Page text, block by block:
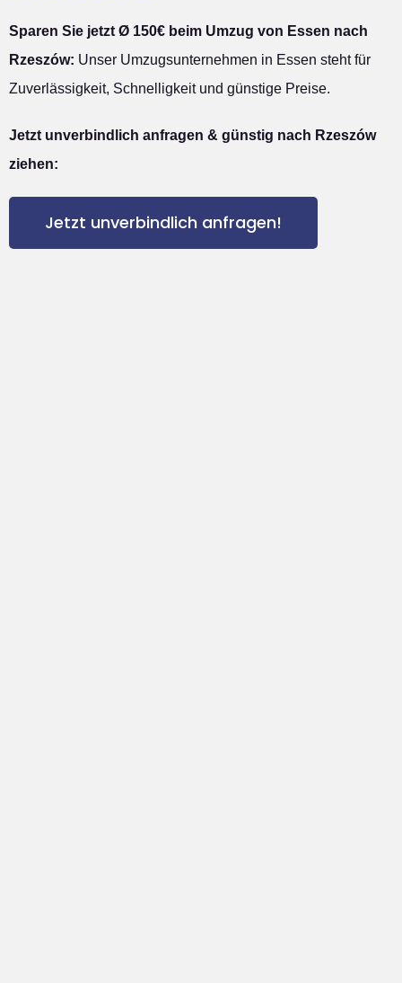
Sparen Sie jetzt Ø 150€ beim Umzug von Essen nach
Rzeszów: Unser Umzugsunternehmen in Essen steht für
Zuverlässigkeit, Schnelligkeit und günstige Preise.
Jetzt unverbindlich anfragen & günstig nach Rzeszów
ziehen:
Jetzt unverbindlich anfragen!